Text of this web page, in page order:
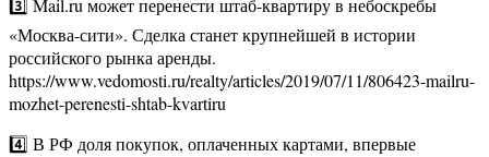
3️⃣ Mail.ru может перенести штаб-квартиру в небоскребы
«Москва-сити». Сделка станет крупнейшей в истории
российского рынка аренды.
https://www.vedomosti.ru/realty/articles/2019/07/11/806423-mailru-
mozhet-perenesti-shtab-kvartiru
4️⃣ В РФ доля покупок, оплаченных картами, впервые